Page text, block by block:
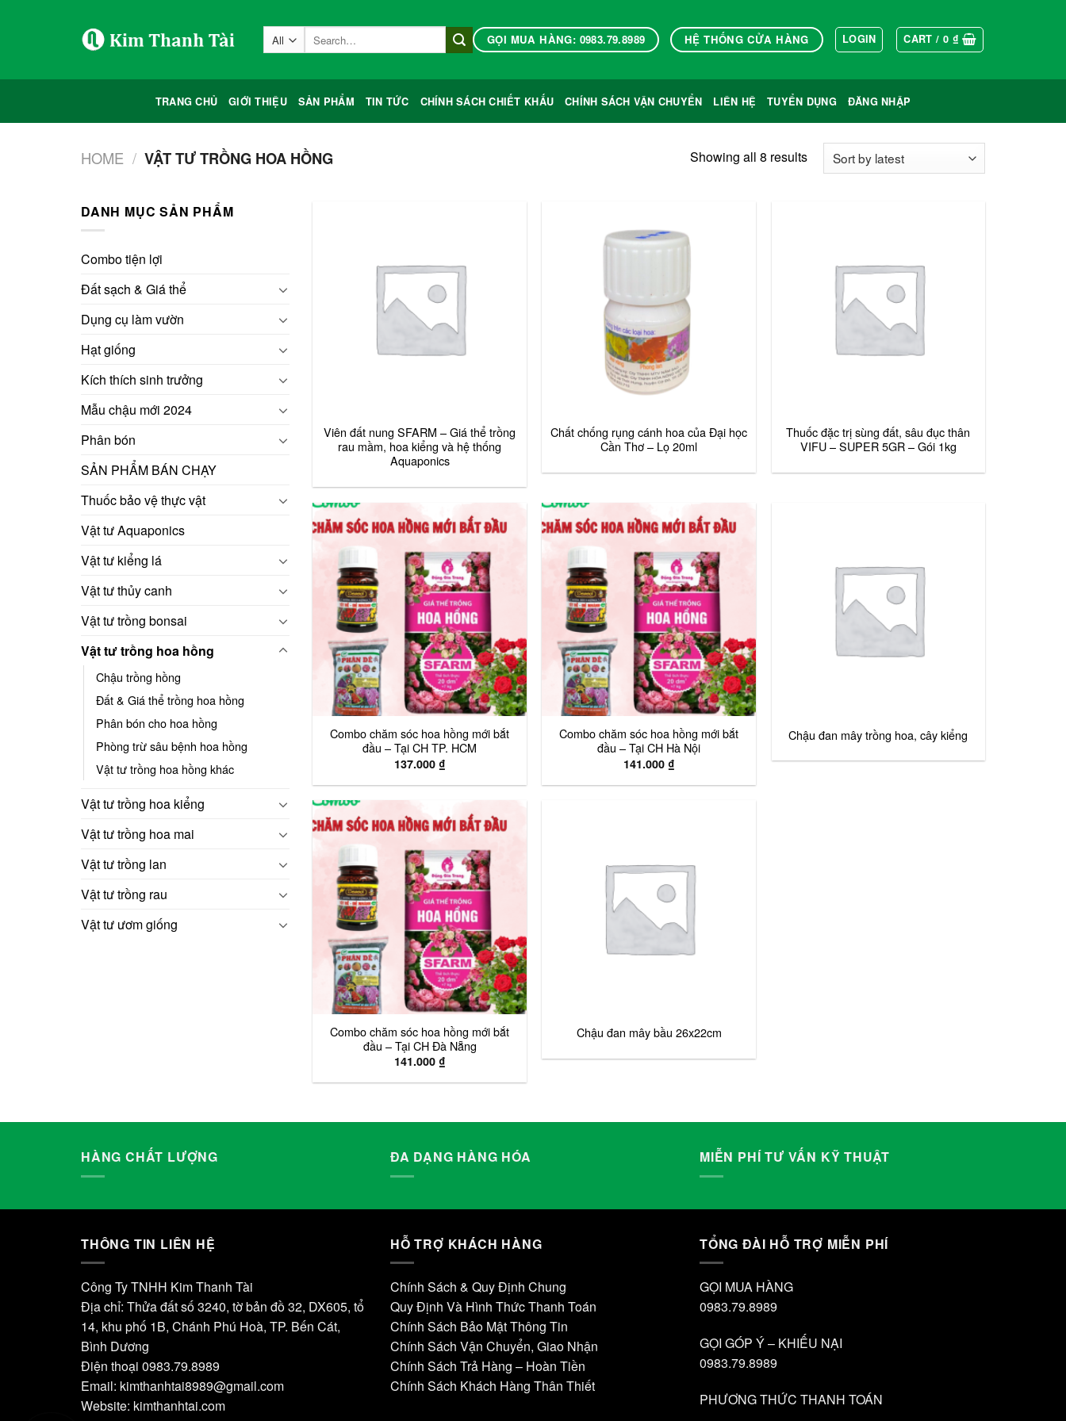
for:
GỌI MUA HÀNG: 0983.79.8989 HỆ THỐNG CỬA HÀNG LOGIN CART / 0 ₫
TRANG CHỦ GIỚI THIỆU SẢN PHẨM TIN TỨC CHÍNH SÁCH CHIẾT KHẤU CHÍNH SÁCH VẬN CHUYỂN LIÊN HỆ TUYỂN DỤNG ĐĂNG NHẬP
HOME / VẬT TƯ TRỒNG HOA HỒNG Showing all 8 results
DANH MỤC SẢN PHẨM
Combo tiện lợi
Đất sạch & Giá thể
Dụng cụ làm vườn
Hạt giống
Kích thích sinh trưởng
Mẫu chậu mới 2024
Phân bón
SẢN PHẨM BÁN CHẠY
Thuốc bảo vệ thực vật
Vật tư Aquaponics
Vật tư kiểng lá
Vật tư thủy canh
Vật tư trồng bonsai
Vật tư trồng hoa hồng
Chậu trồng hồng
Đất & Giá thể trồng hoa hồng
Phân bón cho hoa hồng
Phòng trừ sâu bệnh hoa hồng
Vật tư trồng hoa hồng khác
Vật tư trồng hoa kiểng
Vật tư trồng hoa mai
Vật tư trồng lan
Vật tư trồng rau
Vật tư ươm giống
Viên đất nung SFARM – Giá thể trồng
rau mầm, hoa kiểng và hệ thống
Aquaponics
Chất chống rụng cánh hoa của Đại học
Cần Thơ – Lọ 20ml
Thuốc đặc trị sùng đất, sâu đục thân
VIFU – SUPER 5GR – Gói 1kg
Combo chăm sóc hoa hồng mới bắt
đầu – Tại CH TP. HCM
137.000 ₫
Combo chăm sóc hoa hồng mới bắt
đầu – Tại CH Hà Nội
141.000 ₫
Chậu đan mây trồng hoa, cây kiểng
Combo chăm sóc hoa hồng mới bắt
đầu – Tại CH Đà Nẵng
141.000 ₫
Chậu đan mây bầu 26x22cm
HÀNG CHẤT LƯỢNG ĐA DẠNG HÀNG HÓA MIỄN PHÍ TƯ VẤN KỸ THUẬT
THÔNG TIN LIÊN HỆ
Công Ty TNHH Kim Thanh Tài
Địa chỉ: Thửa đất số 3240, tờ bản đồ 32, DX605, tổ
14, khu phố 1B, Chánh Phú Hoà, TP. Bến Cát,
Bình Dương
Điện thoại 0983.79.8989
Email: kimthanhtai8989@gmail.com
Website: kimthanhtai.com
HỖ TRỢ KHÁCH HÀNG
Chính Sách & Quy Định Chung
Quy Định Và Hình Thức Thanh Toán
Chính Sách Bảo Mật Thông Tin
Chính Sách Vận Chuyển, Giao Nhận
Chính Sách Trả Hàng – Hoàn Tiền
Chính Sách Khách Hàng Thân Thiết
TỔNG ĐÀI HỖ TRỢ MIỄN PHÍ
GỌI MUA HÀNG
0983.79.8989
GỌI GÓP Ý – KHIẾU NẠI
0983.79.8989
PHƯƠNG THỨC THANH TOÁN